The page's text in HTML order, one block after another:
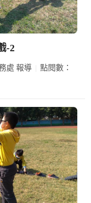
-2
處 報導
點閱數：